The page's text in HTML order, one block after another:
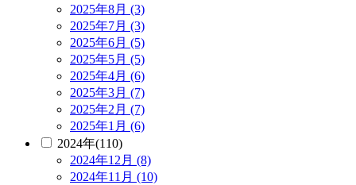
2025年8月 (3)
2025年7月 (3)
2025年6月 (5)
2025年5月 (5)
2025年4月 (6)
2025年3月 (7)
2025年2月 (7)
2025年1月 (6)
2024年(110)
2024年12月 (8)
2024年11月 (10)